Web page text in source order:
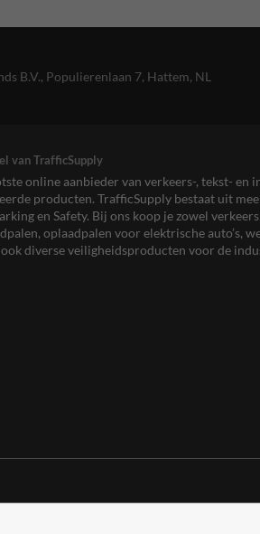
B.V., Populierenlaan 7, Hattem, NL
van TrafficSupply
online aanbieder van verkeers-, tekst- en
producten. TrafficSupply bestaat uit
en Safety. Bij ons koop je zowel
oplaadpalen voor elektrische auto’s,
diverse veiligheidsproducten voor de